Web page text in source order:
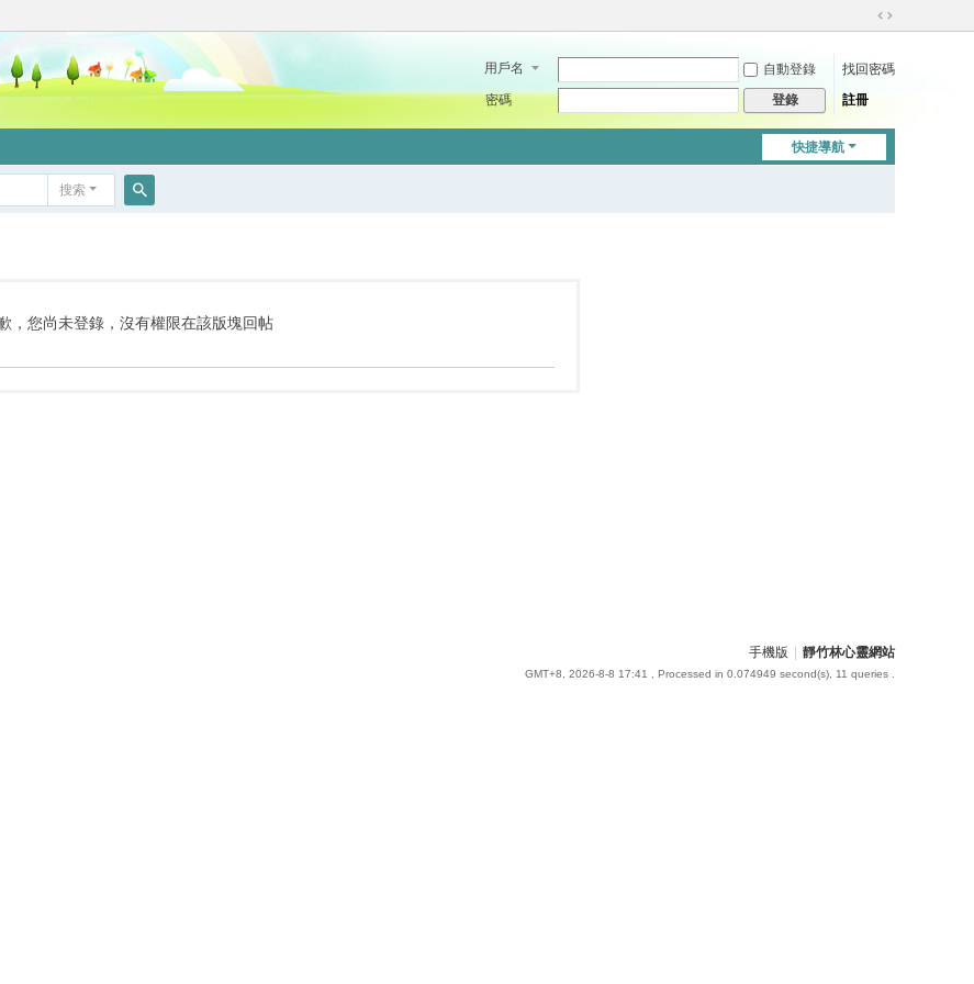
切
到
用戶名 自動登錄
找回密碼
密碼
登錄 註冊
快捷導航
搜索
，您尚未登錄，沒有權限在該版塊回帖
手機版 靜竹林心靈網站
GMT+8, 2026-8-8 17:41 , Processed in 0.074949 second(s), 11 queries .